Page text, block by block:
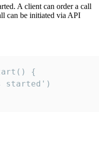
A client can order a call
can be initiated via API
{
started')